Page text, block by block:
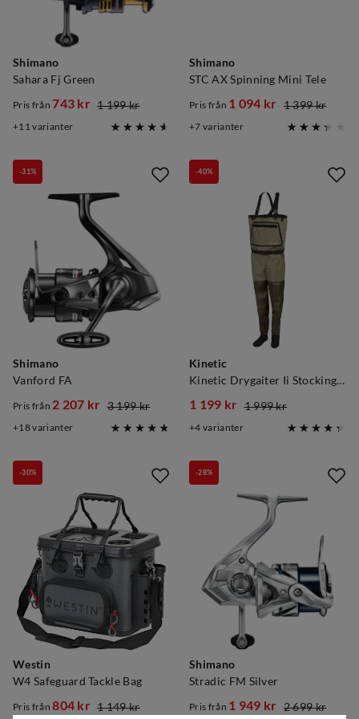
Shimano
Sahara Fj Green
discounted
Pris från 743 kr
original
1 199 kr
11 varianter
Shimano
STC AX Spinning Mini Tele
discounted
Pris från 1 094 kr
original
1 399 kr
7 varianter
Shimano
Vanford FA
-31%
discounted
Pris från 2 207 kr
original
3 199 kr
18varianter
Kinetic
Kinetic Drygaiter Ii Stockingfoot
-40%
discounted
1 199 kr
original
1 999 kr
4 varianter
Westin
W4 Safeguard Tackle Bag
-30%
Pris från804 kr 1 149 kr
Shimano
Stradic FM Silver
-28%
Pris från 1 949 kr
2 699 kr